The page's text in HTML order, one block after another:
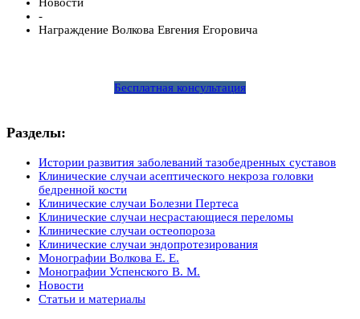
-
Награждение Волкова Евгения Егоровича
Бесплатная консультация
Разделы:
Истории развития заболеваний тазобедренных суставов
Клинические случаи асептического некроза головки
бедренной кости
Клинические случаи Болезни Пертеса
Клинические случаи несрастающиеся переломы
Клинические случаи остеопороза
Клинические случаи эндопротезирования
Монографии Волкова Е. Е.
Монографии Успенского В. М.
Новости
Статьи и материалы